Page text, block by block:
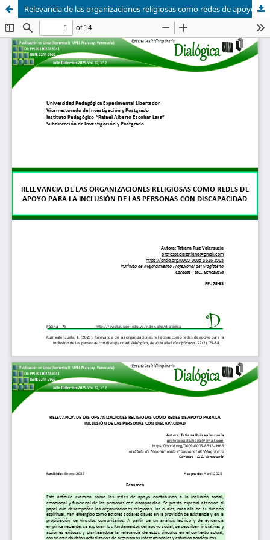
Relevancia de las organizaciones religiosas como redes de apoyo para la inclusión de las personas con discapacidad